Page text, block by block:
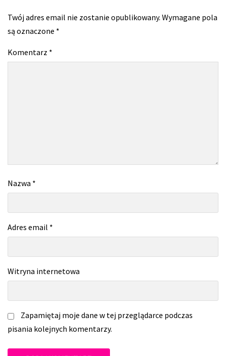
Twój adres email nie zostanie opublikowany. Wymagane pola
są oznaczone *
Komentarz *
Nazwa *
Adres email *
Witryna internetowa
Zapamiętaj moje dane w tej przeglądarce podczas
pisania kolejnych komentarzy.